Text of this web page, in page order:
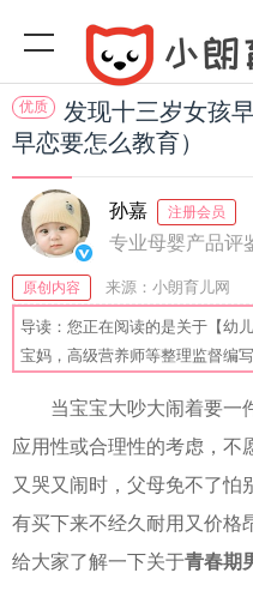
优质
发现十三岁女孩
早恋要怎么教育）
孙嘉 注册会员
专业母婴产品评
原创内容 来源：小朗育儿网
收藏：41 分享：51 爆
导读：您正在阅读的是关于【幼
宝妈，高级营养师等整理监督编写
当宝宝大吵大闹着要一
应用性或合理性的考虑，不
又哭又闹时，父母免不了怕
有买下来不经久耐用又价格
给大家了解一下关于青春期